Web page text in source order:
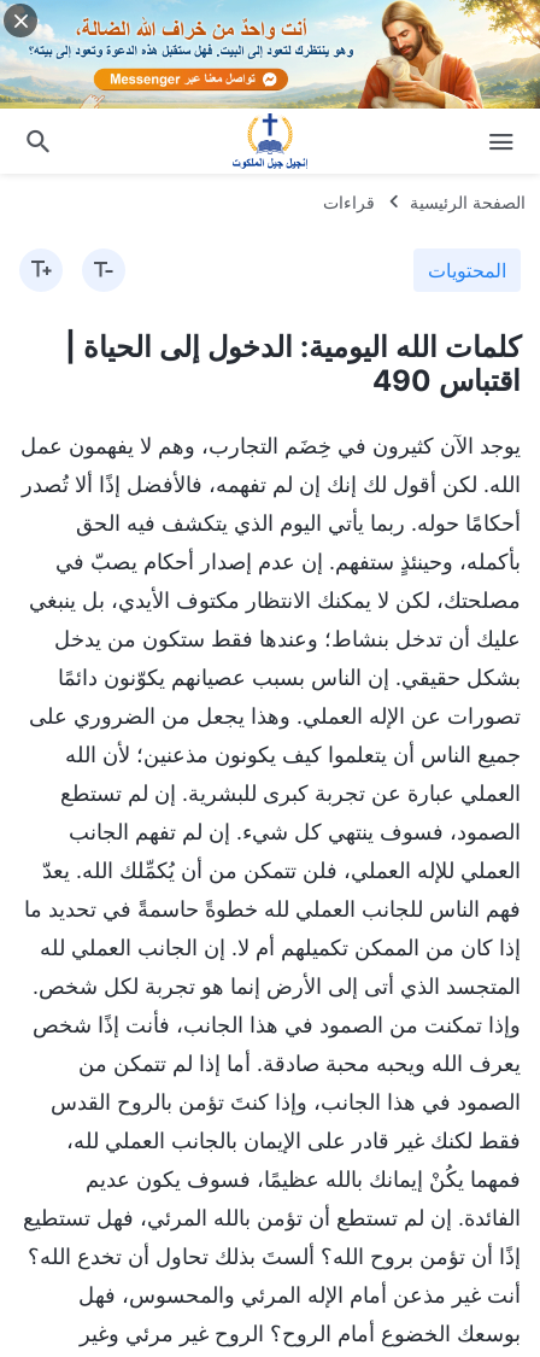
الصفحة الرئيسية قراءات
المحتويات
كلمات الله اليومية: الدخول إلى الحياة |
اقتباس 490
يوجد الآن كثيرون في خِضَم التجارب، وهم لا يفهمون عمل
الله. لكن أقول لك إنك إن لم تفهمه، فالأفضل إذًا ألا تُصدر
أحكامًا حوله. ربما يأتي اليوم الذي يتكشف فيه الحق
بأكمله، وحينئذٍ ستفهم. إن عدم إصدار أحكام يصبّ في
مصلحتك، لكن لا يمكنك الانتظار مكتوف الأيدي، بل ينبغي
عليك أن تدخل بنشاط؛ وعندها فقط ستكون من يدخل
بشكل حقيقي. إن الناس بسبب عصيانهم يكوّنون دائمًا
تصورات عن الإله العملي. وهذا يجعل من الضروري على
جميع الناس أن يتعلموا كيف يكونون مذعنين؛ لأن الله
العملي عبارة عن تجربة كبرى للبشرية. إن لم تستطع
الصمود، فسوف ينتهي كل شيء. إن لم تفهم الجانب
العملي للإله العملي، فلن تتمكن من أن يُكمِّلك الله. يعدّ
فهم الناس للجانب العملي لله خطوةً حاسمةً في تحديد ما
إذا كان من الممكن تكميلهم أم لا. إن الجانب العملي لله
المتجسد الذي أتى إلى الأرض إنما هو تجربة لكل شخص.
وإذا تمكنت من الصمود في هذا الجانب، فأنت إذًا شخص
يعرف الله ويحبه محبة صادقة. أما إذا لم تتمكن من
الصمود في هذا الجانب، وإذا كنتَ تؤمن بالروح القدس
فقط لكنك غير قادر على الإيمان بالجانب العملي لله،
فمهما يكُنْ إيمانك بالله عظيمًا، فسوف يكون عديم
الفائدة. إن لم تستطع أن تؤمن بالله المرئي، فهل تستطيع
إذًا أن تؤمن بروح الله؟ ألستَ بذلك تحاول أن تخدع الله؟
أنت غير مذعن أمام الإله المرئي والمحسوس، فهل
بوسعك الخضوع أمام الروح؟ الروح غير مرئي وغير